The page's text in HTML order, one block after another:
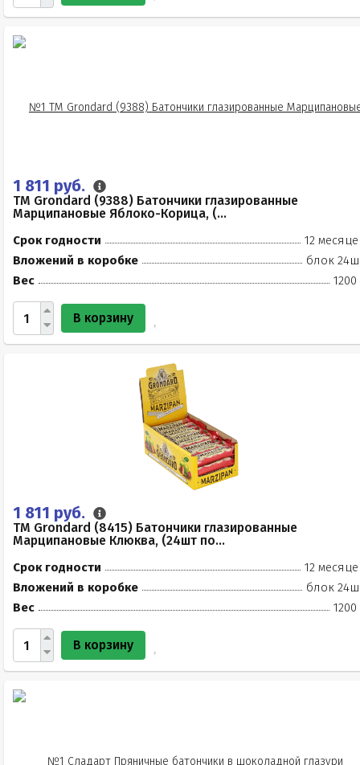
1 811 руб.
TM Grondard (9388) Батончики глазированные
Марципановые Яблоко-Корица, (...
Срок годности
12
Вложений в коробке
блок
Вес
1200
В корзину
1 811 руб.
TM Grondard (8415) Батончики глазированные
Марципановые Клюква, (24шт по...
Срок годности
12
Вложений в коробке
блок
Вес
1200
В корзину